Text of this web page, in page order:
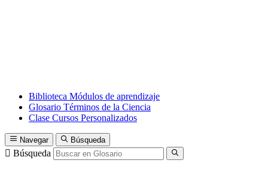
Biblioteca Módulos de aprendizaje
Glosario Términos de la Ciencia
Clase Cursos Personalizados
Navegar Búsqueda
Búsqueda